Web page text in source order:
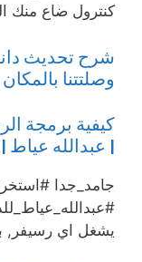
كنترول ضاع منك
وصلتتنا
كيفية برمجة
| عبدالله عياط |
جامد_جدا
يشغل اي رسيفر,